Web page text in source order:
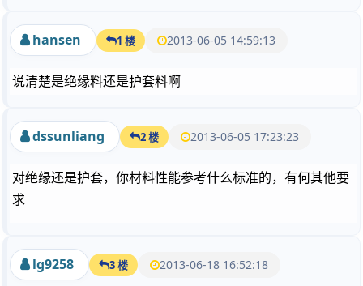
hansen 1 楼 2013-06-05 14:59:13
说清楚是绝缘料还是护套料啊
dssunliang 2 楼 2013-06-05 17:23:23
对绝缘还是护套，你材料性能参考什么标准的，有何其他要
求
lg9258 3 楼 2013-06-18 16:52:18